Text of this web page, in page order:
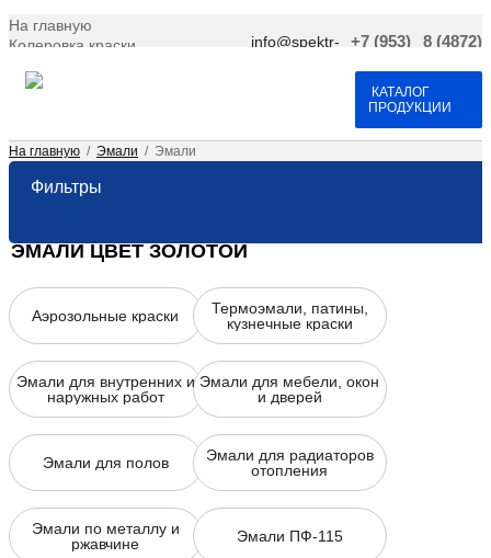
На главную
Колеровка краски
Договор оферта
info@spektr-
+7 (953)
8 (4872)
КАТАЛОГ
ПРОДУКЦИИ
На главную / Эмали / Эмали
Фильтры
ЭМАЛИ ЦВЕТ ЗОЛОТОЙ
Аэрозольные краски
Термоэмали, патины,
кузнечные краски
Эмали для внутренних и
наружных работ
Эмали для мебели, окон
и дверей
Эмали для полов
Эмали для радиаторов
отопления
Эмали по металлу и
ржавчине
Эмали ПФ-115